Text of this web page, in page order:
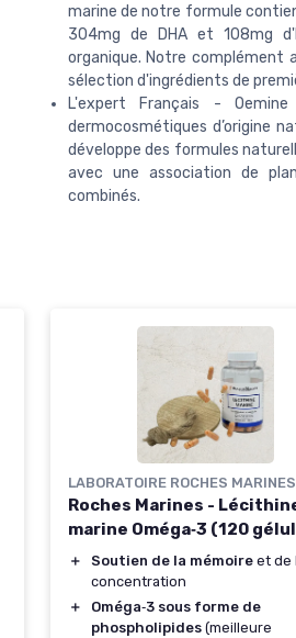
marine de notre formule
304mg de DHA et 108mg
organique. Notre complément
sélection d'ingrédients de
L'expert Français -
dermocosmétiques d’origine
développe des formules
avec une association de
combinés.
LABORATOIRE ROCHES MARINES
Roches Marines -
marine Oméga‑3 (120
＋ Soutien de la mémoire et de
concentration
＋
Oméga‑3 sous forme de
phospholipides (meilleure